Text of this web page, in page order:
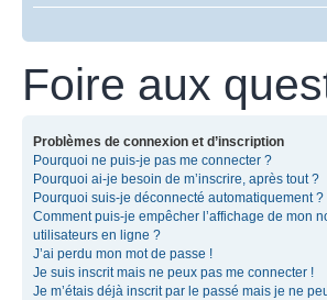
Foire aux
Problèmes de connexion et d’inscription
Pourquoi ne puis-je pas me connecter ?
Pourquoi ai-je besoin de m’inscrire, après tout ?
Pourquoi suis-je déconnecté automatiquement ?
Comment puis-je empêcher l’affichage de mon
utilisateurs en ligne ?
J’ai perdu mon mot de passe !
Je suis inscrit mais ne peux pas me connecter !
Je m’étais déjà inscrit par le passé mais je ne